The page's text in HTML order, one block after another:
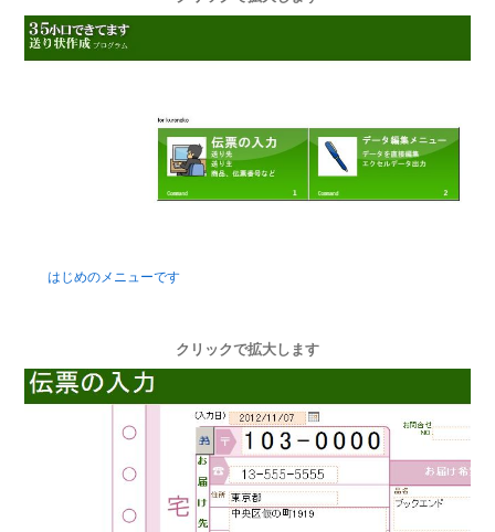
はじめのメニューです
クリックで拡大します